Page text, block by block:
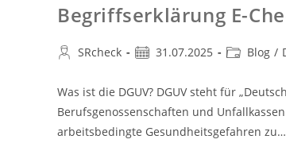
Begriffserklärung E-
SRcheck 31.07.2025 Blog /
Was ist die DGUV? DGUV steht für
Berufsgenossenschaften und
arbeitsbedingte Gesundheitsgefahren zu…